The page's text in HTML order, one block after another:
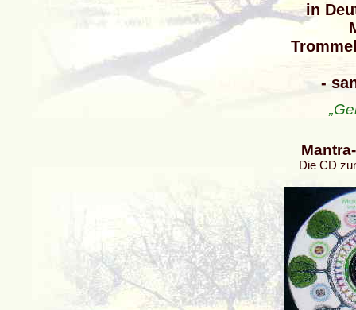
in
-
Die CD